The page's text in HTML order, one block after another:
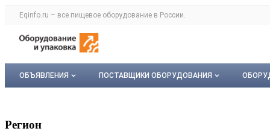
Раздел навигации по сайту eqinfo.ru
Eqinfo.ru – все пищевое оборудование в России.
Авторизация и меню пользователя
Навигация по разделам сайта eqinfo.ru
ОБЪЯВЛЕНИЯ
Мои объявления
ПОСТАВЩИКИ ОБОРУДОВАНИЯ
Новости рынка пищевого
Фильтры
Регион